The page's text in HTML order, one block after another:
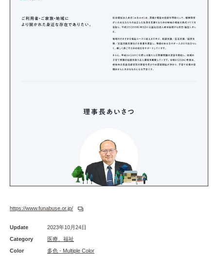
https://www.funabuse.or.jp/
Update
2023年10月24日
Category
医療、福祉
Color
多色 - Multiple Color